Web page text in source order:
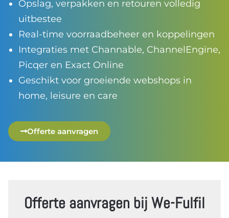
Opslag, verpakken en retouren volledig
uitbestee
Real-time voorraadbeheer en koppelingen
Integraties met Channable, ChannelEngine,
Picqer en Exact Online
Geschikt voor groeiende webshops in
home, leisure en care
Offerte aanvragen
Offerte aanvragen bij We-Fulfil